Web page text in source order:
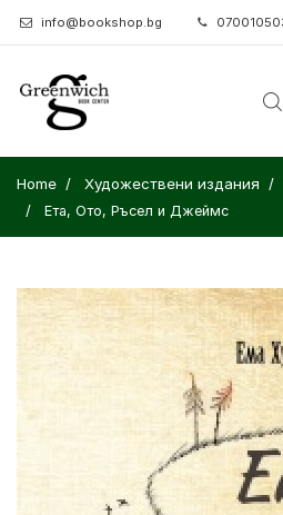
info@bookshop.bg
Home Художествени издания
Ета, Ото, Ръсел и Джеймс